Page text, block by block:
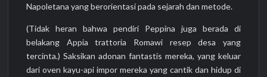
Napoletana yang berorientasi pada sejarah dan metode.
(Tidak heran bahwa pendiri Peppina juga berada di
belakang Appia trattoria Romawi resep desa yang
tercinta.) Saksikan adonan fantastis mereka, yang keluar
dari oven kayu-api impor mereka yang cantik dan hidup di